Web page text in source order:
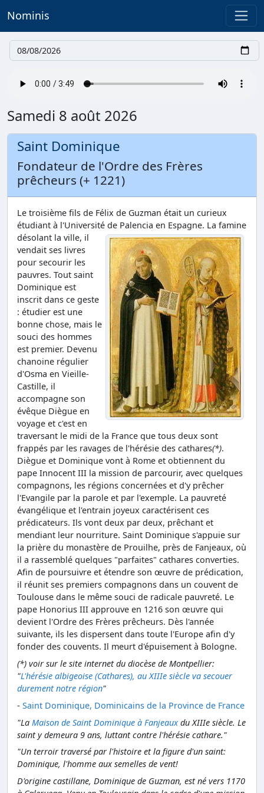
Nominis
Date
Samedi 8 août 2026
Saint Dominique
Fondateur de l'Ordre des Frères
prêcheurs (+ 1221)
Le troisième fils de Félix de Guzman était un curieux
étudiant à l'Université de Palencia en Espagne. La famine
désolant la ville, il
vendait ses livres
pour secourir les
pauvres. Tout saint
Dominique est
inscrit dans ce geste
: étudier est une
bonne chose, mais le
souci des hommes
est premier. Devenu
chanoine régulier
d'Osma en Vieille-
Castille, il
accompagne son
évêque Diègue en
voyage et c'est en
traversant le midi de la France que tous deux sont
frappés par les ravages de l'hérésie des cathares(*).
Diègue et Dominique vont à Rome et obtiennent du
pape Innocent III la mission de parcourir, avec quelques
compagnons, les régions concernées et d'y prêcher
l'Evangile par la parole et par l'exemple. La pauvreté
évangélique et l'entrain joyeux caractérisent ces
prédicateurs. Ils vont deux par deux, prêchant et
mendiant leur nourriture. Saint Dominique s'appuie sur
la prière du monastère de Prouilhe, près de Fanjeaux, où
il a rassemblé quelques "parfaites" cathares converties.
Afin de poursuivre et étendre son œuvre de prédication,
il réunit ses premiers compagnons dans un couvent de
Toulouse dans le même souci de radicale pauvreté. Le
pape Honorius III approuve en 1216 son œuvre qui
devient l'Ordre des Frères prêcheurs. Dès l'année
suivante, ils les dispersent dans toute l'Europe afin d'y
fonder des couvents. Il meurt d'épuisement à Bologne.
(*) voir sur le site internet du diocèse de Montpellier:
"L'hérésie albigeoise (Cathares), au XIIIe siècle va secouer
durement notre région"
- Saint Dominique, Dominicains de la Province de France
"La Maison de Saint Dominique à Fanjeaux du XIIIe siècle. Le
saint y demeura 9 ans, luttant contre l'hérésie cathare."
"Un terroir traversé par l'histoire et la figure d'un saint:
Dominique, l'homme aux semelles de vent!
D'origine castillane, Dominique de Guzman, est né vers 1170